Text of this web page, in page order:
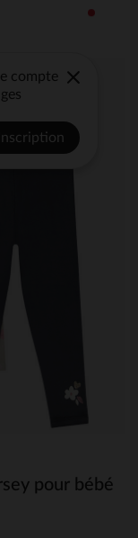
compte
pour bébé